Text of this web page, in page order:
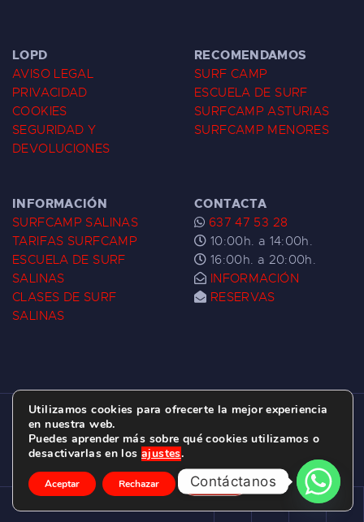
LOPD
AVISO LEGAL
PRIVACIDAD
COOKIES
SEGURIDAD Y
DEVOLUCIONES
RECOMENDAMOS
SURF CAMP
ESCUELA DE SURF
SURFCAMP ASTURIAS
SURFCAMP MENORES
INFORMACIÓN
SURFCAMP SALINAS
TARIFAS SURFCAMP
ESCUELA DE SURF
SALINAS
CLASES DE SURF
SALINAS
CONTACTA
637 47 53 28
10:00h. a 14:00h.
16:00h. a 20:00h.
INFORMACIÓN
RESERVAS
ESCUELA DE SURF LAS DUNAS ©
2026.
C/ BERNARDO ÁLVAREZ GALAN 1, SALINAS
(ASTURIAS)
Utilizamos cookies para ofrecerte la mejor experiencia
en nuestra web.
Puedes aprender más sobre qué cookies utilizamos o
desactivarlas en los ajustes.
Aceptar Rechazar Ajustes
Contáctanos